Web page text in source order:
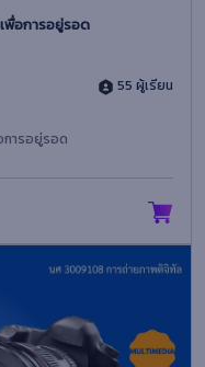
พื่อการอยู่รอด
55 ผู้เรียน
การอยู่รอด